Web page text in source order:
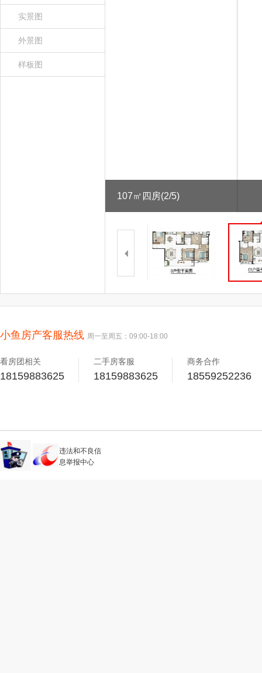
实景图
外景图
样板图
107㎡四房(2/5)
小鱼房产客服热线 周一至周五：09:00-18:00
看房团相关
18159883625
二手房客服
18159883625
商务合作
18559252236
违法和不良信
息举报中心